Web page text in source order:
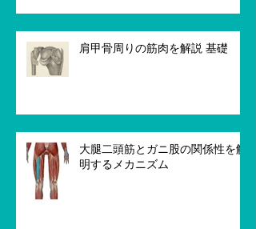
肩甲骨周りの筋肉を解説 基礎
大腿二頭筋とガニ股の関係性を解
明するメカニズム